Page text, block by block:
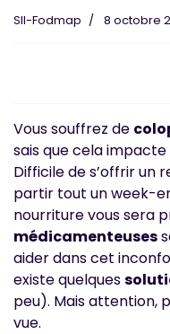
SII-Fodmap 8 octobre
Vous souffrez de
sais que cela
Difficile de s’offrir un
partir tout un week-
nourriture vous sera
médicamenteuses
aider dans cet
existe quelques
peu). Mais attention,
vue.